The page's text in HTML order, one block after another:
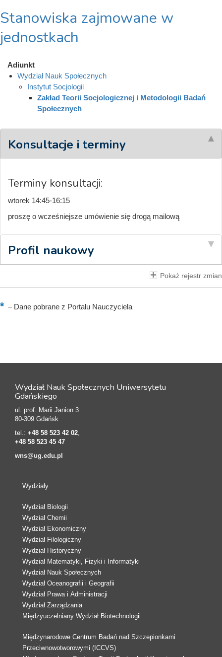
Stanowiska zajmowane w
jednostkach
Adiunkt
Wydział Nauk Społecznych
Instytut Socjologii
Zakład Teorii Socjologicznej i Metodologii Badań
Społecznych
Konsultacje i terminy
Terminy konsultacji:
wtorek 14:45-16:15
proszę o wcześniejsze umówienie się drogą mailową
Profil naukowy
Pokaż rejestr zmian
–Dane pobrane z Portalu Nauczyciela
Wydział Nauk Społecznych Uniwersytetu
Gdańskiego
ul. prof. Marii Janion 3
80-309 Gdańsk
tel.: +48 58 523 42 02,
+48 58 523 45 47
wns@ug.edu.pl
Wydziały
Wydział Biologii
Wydział Chemii
Wydział Ekonomiczny
Wydział Filologiczny
Wydział Historyczny
Wydział Matematyki, Fizyki i Informatyki
Wydział Nauk Społecznych
Wydział Oceanografii i Geografii
Wydział Prawa i Administracji
Wydział Zarządzania
Międzyuczelniany Wydział Biotechnologii
Międzynarodowe Centrum Badań nad Szczepionkami
Przeciwnowotworowymi (ICCVS)